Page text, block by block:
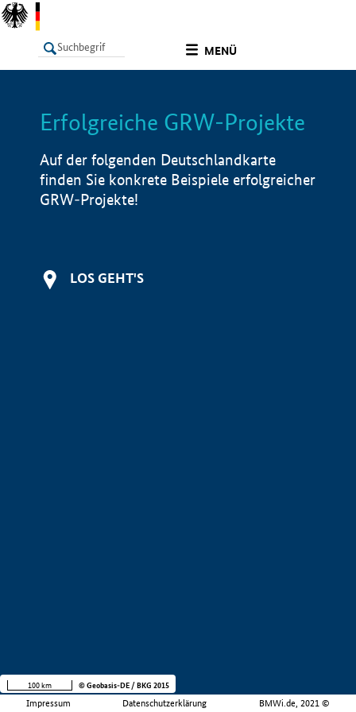
MENÜ
LISTE Info
Erfolgreiche GRW-Projekte
Auf der folgenden Deutschlandkarte
finden Sie konkrete Beispiele erfolgreicher
GRW-Projekte!
LOS GEHT'S
Impressum Datenschutzerklärung BMWi.de, 2021 ©
100 km © Geobasis-DE / BKG 2015